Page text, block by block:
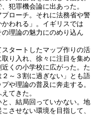
犯罪機会論に出あった。
プローチ。それに法務省や警
われる」。イギリスでは
の理論の魅力にのめり込ん
タートしたマップ作りの活
り入れ、徐々に注目を集め
くの小学校に広がった。た
～３割に過ぎない」とも語
や理論の普及に奔走する。
てきた。
、結局回っていかない。地
させない環境を目指して、